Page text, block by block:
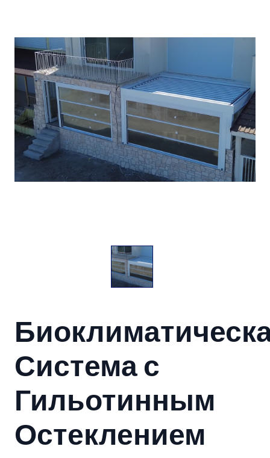
Система с
Гильотинным
Остеклением